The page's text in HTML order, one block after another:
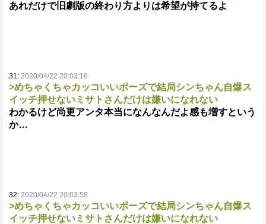
あれだけで旧劇版の終わり方よりは希望が持てるよ
31: 2020/04/22 20:03:16
>めちゃくちゃカッコいいポーズで結局シンちゃん自爆ス
イッチ押せないミサトさんだけは嫌いになれない
わかるけど尚更アンタ本当になんなんだよ感も増すという
か…
32: 2020/04/22 20:03:58
>めちゃくちゃカッコいいポーズで結局シンちゃん自爆ス
イッチ押せないミサトさんだけは嫌いになれない